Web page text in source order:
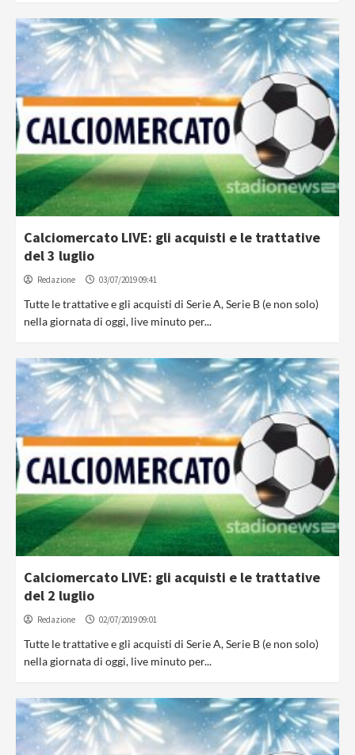
Calciomercato LIVE: gli acquisti e le trattative
del 3 luglio
Redazione 03/07/2019 09:41
Tutte le trattative e gli acquisti di Serie A, Serie B (e non solo)
nella giornata di oggi, live minuto per...
Calciomercato LIVE: gli acquisti e le trattative
del 2 luglio
Redazione 02/07/2019 09:01
Tutte le trattative e gli acquisti di Serie A, Serie B (e non solo)
nella giornata di oggi, live minuto per...